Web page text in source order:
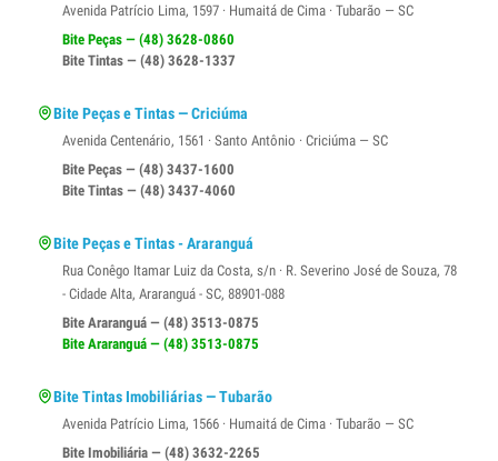
Avenida Patrício Lima, 1597 · Humaitá de Cima · Tubarão — SC
Bite Peças — (48) 3628-0860
Bite Tintas — (48) 3628-1337
Bite Peças e Tintas — Criciúma
Avenida Centenário, 1561 · Santo Antônio · Criciúma — SC
Bite Peças — (48) 3437-1600
Bite Tintas — (48) 3437-4060
Bite Peças e Tintas - Araranguá
Rua Conêgo Itamar Luiz da Costa, s/n · R. Severino José de Souza, 78
- Cidade Alta, Araranguá - SC, 88901-088
Bite Araranguá — (48) 3513-0875
Bite Araranguá — (48) 3513-0875
Bite Tintas Imobiliárias — Tubarão
Avenida Patrício Lima, 1566 · Humaitá de Cima · Tubarão — SC
Bite Imobiliária — (48) 3632-2265